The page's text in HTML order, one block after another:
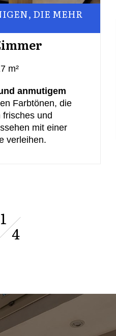
m²
anmutigem
Farbtönen, die
und
mit einer
verleihen.
DIE MEHR
1
4